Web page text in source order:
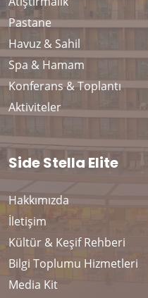
Pastane
Havuz & Sahil
Spa & Hamam
Konferans & Toplantı
Aktiviteler
Side Stella Elite
Hakkımızda
İletişim
Kültür & Keşif Rehberi
Bilgi Toplumu Hizmetleri
Media Kit